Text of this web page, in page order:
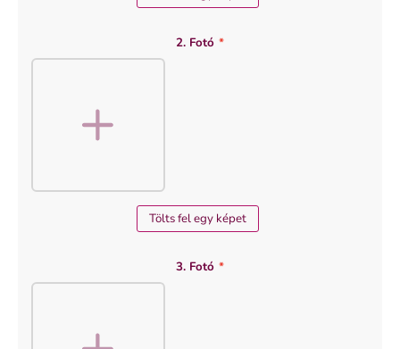
2. Fotó *
Tölts fel egy képet
3. Fotó *